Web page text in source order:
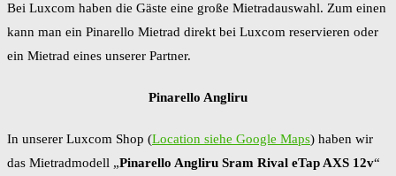
Bei Luxcom haben die Gäste eine große Mietradauswahl. Zum einen
kann man ein Pinarello Mietrad direkt bei Luxcom reservieren oder
ein Mietrad eines unserer Partner.
Pinarello Angliru
In unserer Luxcom Shop (Location siehe Google Maps) haben wir
das Mietradmodell „Pinarello Angliru Sram Rival eTap AXS 12v“